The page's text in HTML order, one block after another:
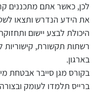
לכן, כאשר אתם מתכננים
את הידע הנדרש ותצאו
היכולת לבצע יישום
רשתות תקשורת, קישוריות
בארגון.
בקורס מגן סייבר אבטחת